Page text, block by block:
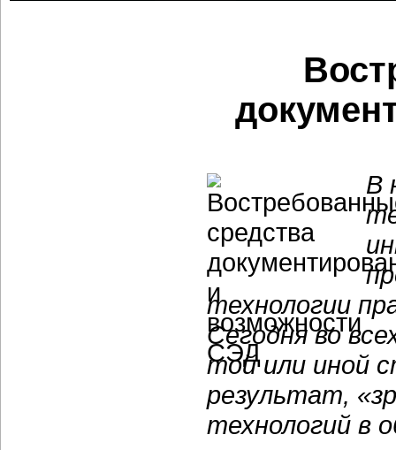
В
технологии
Сегодня во
той или иной
результат,
технологий в